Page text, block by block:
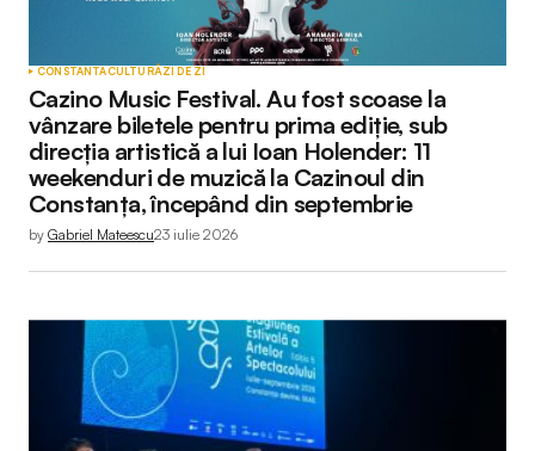
CONSTANTACULTURĂZI DE ZI
Cazino Music Festival. Au fost scoase la
vânzare biletele pentru prima ediție, sub
direcția artistică a lui Ioan Holender: 11
weekenduri de muzică la Cazinoul din
Constanța, începând din septembrie
by Gabriel Mateescu23 iulie 2026